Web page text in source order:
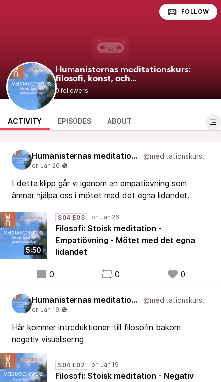
Humanisternas meditationskurs:
filosofi, konst, och
vardagsvetenskap
0 followers
FOLLOW
ACTIVITY EPISODES ABOUT
Humanisternas meditationskurs: filosofi, konst, och vardagsvetenskap @meditationskurs@new.podcast.humanist.academy
I detta klipp går vi igenom en empatiövning som
ämnar hjälpa oss i mötet med det egna lidandet.
5:50
S04:E03
Filosofi: Stoisk meditation -
Empatiövning - Mötet med det egna
lidandet
0 0 0
Humanisternas meditationskurs: filosofi, konst, och vardagsvetenskap @meditationskurs@new.podcast.humanist.academy
Här kommer introduktionen till filosofin bakom
negativ visualisering
S04:E02
Filosofi: Stoisk meditation - Negativ